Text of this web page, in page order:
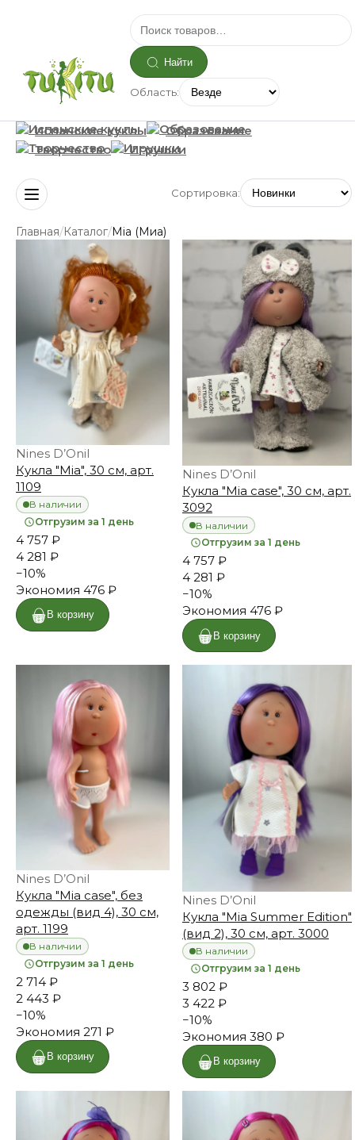
Найти
Область:
Испанские куклы
Образование
Творчество
Игрушки
Сортировка:
Главная/Каталог/Mia (Миа)
Nines D’Onil
Кукла "Mia", 30 см, арт.
1109
В наличии
Отгрузим за 1 день
4 757 ₽
4 281 ₽
−10%
Экономия 476 ₽
В корзину
Nines D’Onil
Кукла "Mia case", 30 см, арт.
3092
В наличии
Отгрузим за 1 день
4 757 ₽
4 281 ₽
−10%
Экономия 476 ₽
В корзину
Nines D’Onil
Кукла "Mia case", без
одежды (вид 4), 30 см,
арт. 1199
В наличии
Отгрузим за 1 день
2 714 ₽
2 443 ₽
−10%
Экономия 271 ₽
В корзину
Nines D’Onil
Кукла "Mia Summer Edition"
(вид 2), 30 см, арт. 3000
В наличии
Отгрузим за 1 день
3 802 ₽
3 422 ₽
−10%
Экономия 380 ₽
В корзину